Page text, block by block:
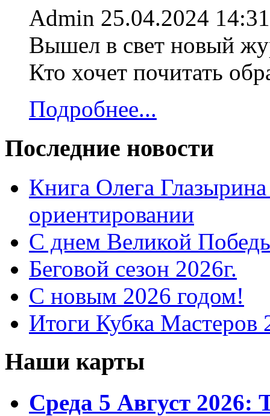
Admin 25.04.2024 14:31
Вышел в свет новый
Кто хочет почитать
Подробнее...
Последние новости
Книга Олега
ориентировании
С днем Великой
Беговой сезон 2026г.
С новым 2026 годом!
Итоги Кубка Мастеров
Наши карты
Среда 5 Август 2026: